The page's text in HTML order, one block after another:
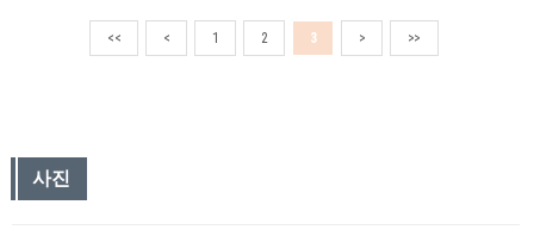
<< < 1 2 3 > >>
사진